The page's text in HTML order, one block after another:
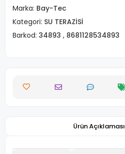
Marka: Bay-Tec
Kategori: SU TERAZİSİ
Barkod: 34893 , 8681128534893
Ürün Açıklaması